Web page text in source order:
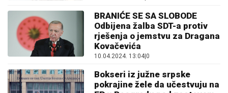
BRANIĆE SE SA SLOBODE
Odbijena žalba SDT-a protiv
rješenja o jemstvu za Dragana
Kovačevića
10.04.2024. 13:04|0
Bokseri iz južne srpske
pokrajine žele da učestvuju na